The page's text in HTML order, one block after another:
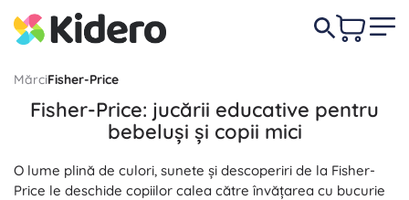
MărciFisher-Price
Fisher-Price: jucării educative pentru
bebeluși și copii mici
O lume plină de culori, sunete și descoperiri de la Fisher-
Price le deschide copiilor calea către învățarea cu bucurie